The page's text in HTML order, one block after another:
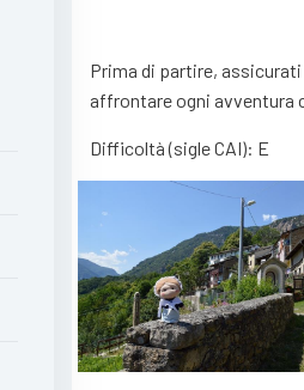
Prima di partire,
affrontare ogni avventura
Difficoltà (sigle CAI): E